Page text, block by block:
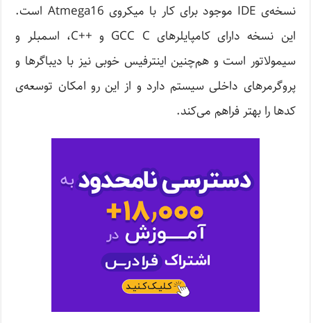
نسخه‌ی IDE موجود برای کار با میکروی Atmega16 است.
این نسخه دارای کامپایلرهای GCC C و ++C، اسمبلر و
سیمولاتور است و هم‌چنین اینترفیس خوبی نیز با دیباگرها و
پروگرمرهای داخلی سیستم‌‌ دارد و از این رو امکان توسعه‌ی
کد‌ها را بهتر فراهم می‌کند.